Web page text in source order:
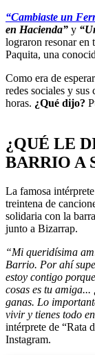
“Cambiaste un
en Hacienda” y
lograron resonar en
Paquita, una
Como era de
redes sociales y
horas. ¿Qué dijo?
¿QUÉ LE
BARRIO A
La famosa
treintena de
solidaria con la
junto a Bizarrap.
“Mi queridísima
Barrio. Por ahí
estoy contigo
cosas es tu
ganas. Lo
vivir y tienes todo
intérprete de “Rata
Instagram.